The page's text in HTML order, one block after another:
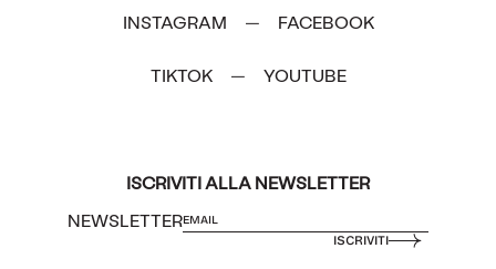
INSTAGRAM — FACEBOOK
TIKTOK — YOUTUBE
ISCRIVITI ALLA NEWSLETTER
NEWSLETTER
ISCRIVITI